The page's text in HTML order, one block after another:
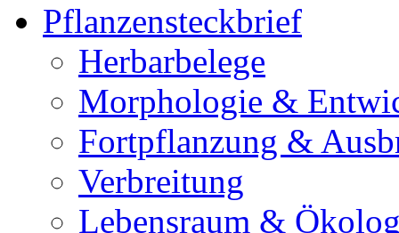
Pflanzensteckbrief
Herbarbelege
Morphologie &
Fortpflanzung &
Verbreitung
Lebensraum &